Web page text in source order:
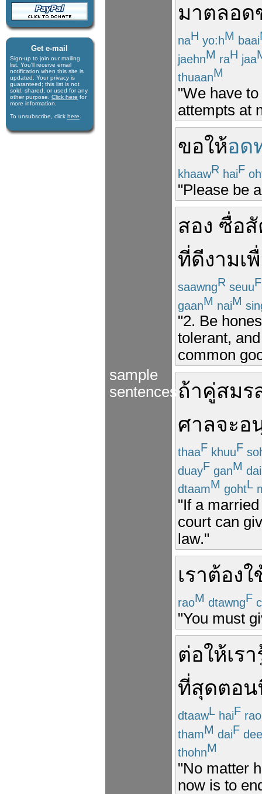
Get e-mail
Sign-up to join our mail­ing
list. You'll receive e­mail
notification when this site is
updated. Your privacy is
guaran­teed; this list is not
sold, shared, or used for any
other purpose. Click here for
more infor­mation.
To unsubscribe, click here
sample
sentences
มาตลอด
naH yo:hM baai
jaehnM raH jaa
thuaanM
"We have
attempts at
ขอให้อด
khaawR haiF
"Please be
สอง ซื่อ
ที่ดีงามเ
saawngR seuuF
gaanM naiM
"2. Be
tolerant,
common
ถ้าคู่สมร
ศาลจะอ
thaaF khuuF
duayF ganM dai
dtaamM gohtL
"If a
court can
law."
เราต้องใ
raoM dtawngF
"You must
ต่อให้เรา
ที่สุดตอ
dtaawL haiF rao
thamM daiF dee
thohnM
"No matter
now is to